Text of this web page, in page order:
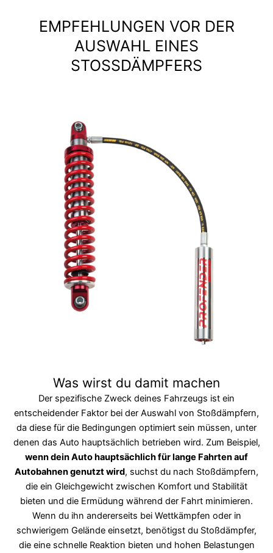
EMPFEHLUNGEN VOR DER
AUSWAHL EINES
STOSSDÄMPFERS
Was wirst du damit machen
Der spezifische Zweck deines Fahrzeugs ist ein
entscheidender Faktor bei der Auswahl von Stoßdämpfern,
da diese für die Bedingungen optimiert sein müssen, unter
denen das Auto hauptsächlich betrieben wird. Zum Beispiel,
wenn dein Auto hauptsächlich für lange Fahrten auf
Autobahnen genutzt wird, suchst du nach Stoßdämpfern,
die ein Gleichgewicht zwischen Komfort und Stabilität
bieten und die Ermüdung während der Fahrt minimieren.
Wenn du ihn andererseits bei Wettkämpfen oder in
schwierigem Gelände einsetzt, benötigst du Stoßdämpfer,
die eine schnelle Reaktion bieten und hohen Belastungen